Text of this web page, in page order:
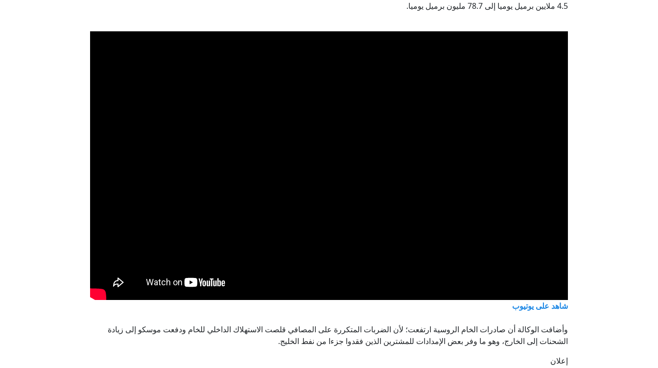
4.5 ملايين برميل يوميا إلى 78.7 مليون برميل يوميا.
شاهد على يوتيوب
وأضافت الوكالة أن صادرات الخام الروسية ارتفعت؛ لأن الضربات المتكررة على المصافي قلصت الاستهلاك الداخلي للخام ودفعت موسكو إلى زيادة
الشحنات إلى الخارج، وهو ما وفر بعض الإمدادات للمشترين الذين فقدوا جزءا من نفط الخليج.
إعلان